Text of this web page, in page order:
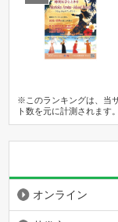
※このランキングは、当
ト数を元に計測されます。
オンライン